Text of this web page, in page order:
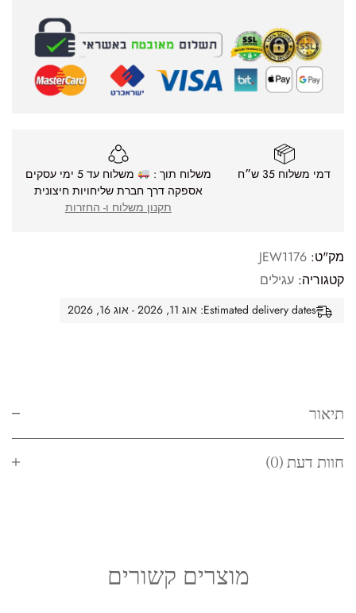
דמי משלוח 35 ש״ח משלוח תוך :
משלוח עד 5 ימי עסקים
אספקה דרך חברת שליחויות חיצונית
תקנון משלוח ו- החזרות
מק"ט: JEW1176
קטגוריה: עגילים
Estimated delivery dates: אוג 11, 2026 - אוג 16, 2026
תיאור
חוות דעת (0)
מוצרים קשורים